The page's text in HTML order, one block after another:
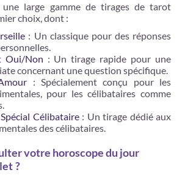
une large gamme de tirages de tarot
choix, dont :
: Un classique pour des réponses
Oui/Non : Un tirage rapide pour une
concernant une question spécifique.
: Spécialement conçu pour les
pour les célibataires comme
Célibataire: Un tirage dédié aux
des célibataires.
votre horoscope du jour
?